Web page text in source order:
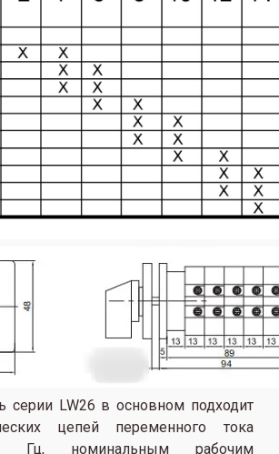
серии LW26 в основном подходит
цепей переменного тока
Гц, номинальным рабочим